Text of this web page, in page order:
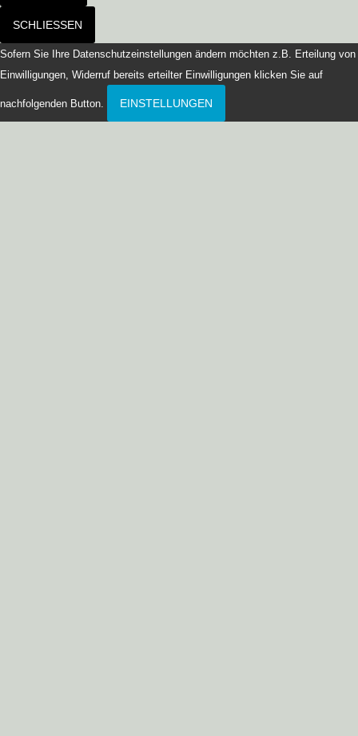
SCHLIESSEN
Sofern Sie Ihre Datenschutzeinstellungen ändern möchten z.B. Erteilung von
Einwilligungen, Widerruf bereits erteilter Einwilligungen klicken Sie auf
nachfolgenden Button. EINSTELLUNGEN